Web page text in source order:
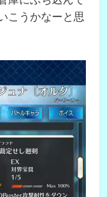
こうかなーと思